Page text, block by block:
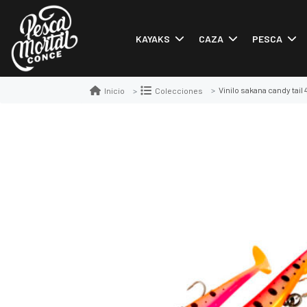
KAYAKS CAZA PESCA
Inicio Colecciones Vinilo sakana candy tail